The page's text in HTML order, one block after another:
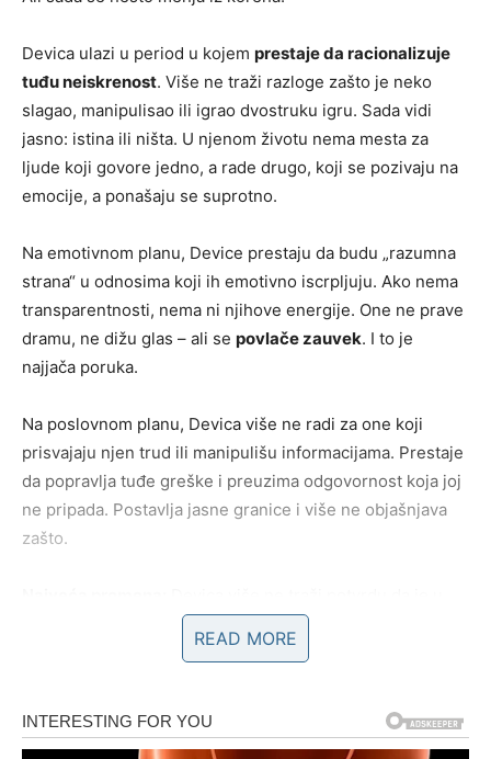
Devica ulazi u period u kojem prestaje da racionalizuje
tuđu neiskrenost. Više ne traži razloge zašto je neko
slagao, manipulisao ili igrao dvostruku igru. Sada vidi
jasno: istina ili ništa. U njenom životu nema mesta za
ljude koji govore jedno, a rade drugo, koji se pozivaju na
emocije, a ponašaju se suprotno.
Na emotivnom planu, Device prestaju da budu „razumna
strana“ u odnosima koji ih emotivno iscrpljuju. Ako nema
transparentnosti, nema ni njihove energije. One ne prave
dramu, ne dižu glas – ali se povlače zauvek. I to je
najjača poruka.
Na poslovnom planu, Devica više ne radi za one koji
prisvajaju njen trud ili manipulišu informacijama. Prestaje
da popravlja tuđe greške i preuzima odgovornost koja joj
ne pripada. Postavlja jasne granice i više ne objašnjava
zašto.
READ MORE